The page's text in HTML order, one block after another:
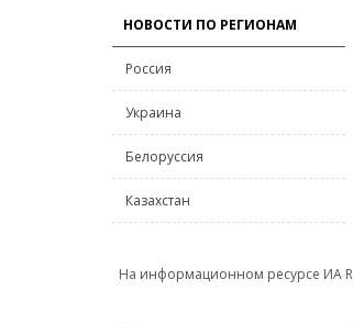
НОВОСТИ ПО РЕГИОНАМ
Россия
Украина
Белоруссия
Казахстан
На информационном ресурсе ИА